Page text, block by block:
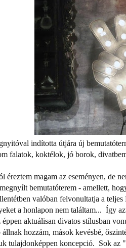
indította útjára új
falatok, koktélok, jó borok,
éreztem magam az eseményen, de
bemutatóterem - amellett,
valóban felvonultatja a
a honlapon nem találtam... Így
aktuálisan divatos stílusban
hozzám, mások kevésbé,
tulajdonképpen koncepció. Sok az